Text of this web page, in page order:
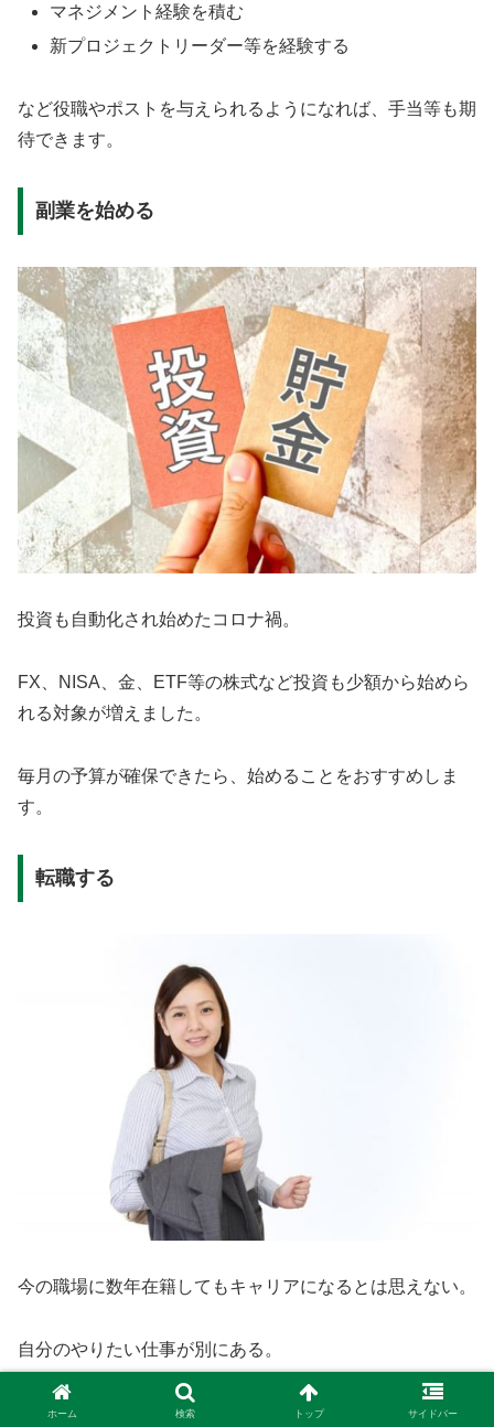
マネジメント経験を積む
新プロジェクトリーダー等を経験する
など役職やポストを与えられるようになれば、手当等も期
待できます。
副業を始める
投資も自動化され始めたコロナ禍。
FX、NISA、金、ETF等の株式など投資も少額から始めら
れる対象が増えました。
毎月の予算が確保できたら、始めることをおすすめしま
す。
転職する
今の職場に数年在籍してもキャリアになるとは思えない。
自分のやりたい仕事が別にある。
こんな思いがあれば、早めに行動することも大切。
ホーム 検索 トップ サイドバー